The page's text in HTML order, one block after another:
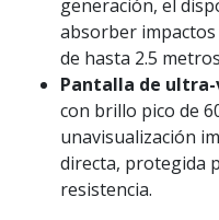
generación, el
absorber impactos
de hasta 2.5
Pantalla de
con brillo pico de
unavisualización
directa, protegida
resistencia.